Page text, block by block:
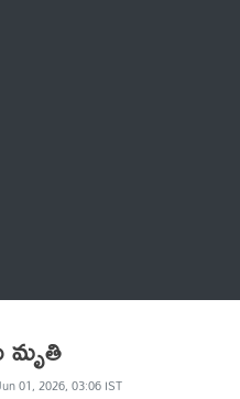
మృతి
01, 2026, 03:06 IST